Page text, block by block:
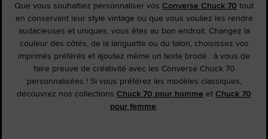
Que vous souhaitiez personnaliser vos Converse Chuck 70 tout
en conservant leur style vintage ou que vous vouliez les rendre
audacieuses et uniques, vous êtes au bon endroit. Changez la
couleur des côtés, de la languette ou du talon, choisissez vos
imprimés préférés et ajoutez même un texte brodé : à vous de
faire preuve de créativité avec les Converse Chuck 70
personnalisées ! Si vous préférez les modèles classiques,
découvrez nos collections Chuck 70 pour homme et Chuck 70
pour femme.